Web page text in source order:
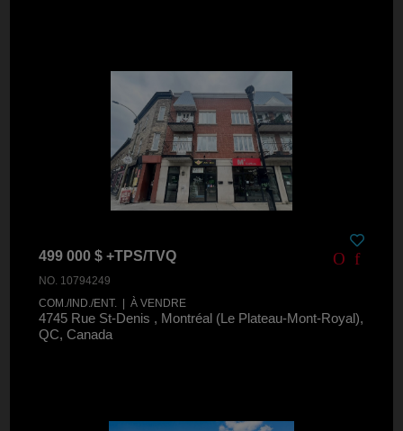
499 000 $ +TPS/TVQ
NO. 10794249
COM./IND./ENT. | À VENDRE
4745 Rue St-Denis , Montréal (Le Plateau-Mont-Royal),
QC, Canada